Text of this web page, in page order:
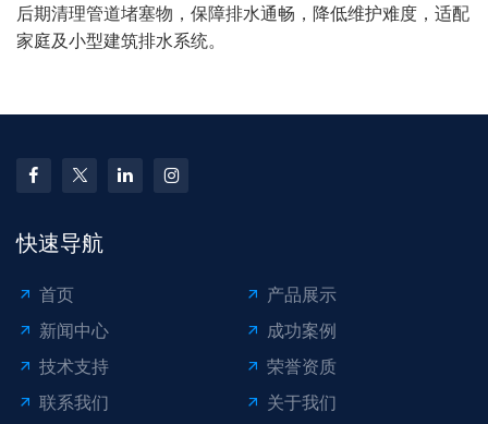
后期清理管道堵塞物，保障排水通畅，降低维护难度，适配
家庭及小型建筑排水系统。
快速导航
首页
产品展示
新闻中心
成功案例
技术支持
荣誉资质
联系我们
关于我们